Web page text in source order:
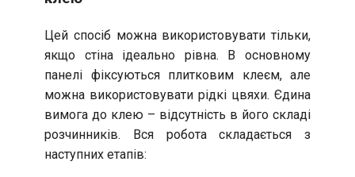
Цей спосіб можна використовувати тільки,
якщо стіна ідеально рівна. В основному
панелі фіксуються плитковим клеєм, але
можна використовувати рідкі цвяхи. Єдина
вимога до клею – відсутність в його складі
розчинників. Вся робота складається з
наступних етапів: